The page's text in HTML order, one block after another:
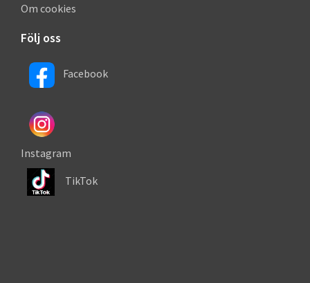
Om cookies
Följ oss
Facebook
Instagram
TikTok